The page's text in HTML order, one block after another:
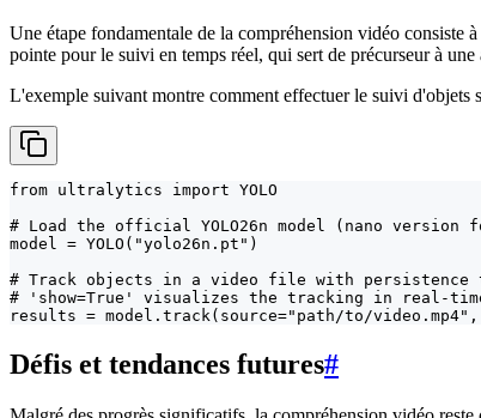
Une étape fondamentale de la compréhension vidéo consiste
pointe pour le suivi en temps réel, qui sert de précurseur à
L'exemple suivant montre comment effectuer le suivi
from ultralytics import YOLO
# Load the official YOLO26n model (nano version
model = YOLO("yolo26n.pt")
# Track objects in a video file with persistence
# 'show=True' visualizes the tracking in real-
results = model.track(source="path/to/video.mp4",
Défis et tendances futures#